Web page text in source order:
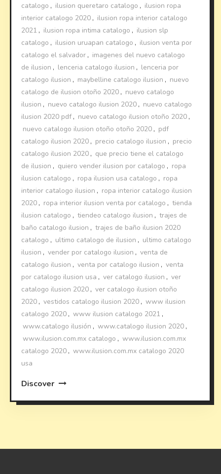
catalogo , ilusion queretaro catalogo , ilusion ropa
interior catalogo 2020 , ilusion ropa interior catalogo
2021 , ilusion ropa intima catalogo , ilusion slp
catalogo , ilusion uruapan catalogo , ilusion venta por
catalogo el salvador , imagenes del nuevo catalogo
de ilusion , lenceria catalogo ilusion , lenceria por
catalogo ilusion , maybelline catalogo ilusion , nuevo
catalogo de ilusion otoño 2020 , nuevo catalogo
ilusion , nuevo catalogo ilusion 2020 , nuevo catalogo
ilusion 2020 pdf , nuevo catalogo ilusion otoño 2020 ,
nuevo catalogo ilusion otoño otoño 2020 , pdf
catalogo ilusion 2020 , precio catalogo ilusion , precio
catalogo ilusion 2020 , que precio tiene el catalogo
de ilusion , quiero vender ilusion por catalogo , ropa
ilusion catalogo , ropa ilusion usa catalogo , ropa
interior catalogo ilusion , ropa interior catalogo ilusion
2020 , ropa interior ilusion venta por catalogo , tienda
ilusion catalogo , tiendeo catalogo ilusion , trajes de
baño catalogo ilusion , trajes de baño ilusion 2020
catalogo , ultimo catalogo de ilusion , ultimo catalogo
ilusion , vender por catalogo ilusion , venta de
catalogo ilusion , venta por catalogo ilusion , venta
por catalogo ilusion usa , ver catalogo ilusion , ver
catalogo ilusion 2020 , ver catalogo ilusion otoño
2020 , vestidos catalogo ilusion 2020 , www ilusion
catalogo 2020 , www ilusion catalogo 2021 ,
www.catalogo ilusión , www.catalogo ilusion 2020 ,
www.ilusion.com.mx catalogo , www.ilusion.com.mx
catalogo 2020 , www.ilusion.com.mx catalogo 2020
usa
Discover